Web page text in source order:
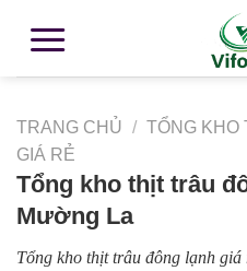
TRANG CHỦ / TỔNG KHO
GIÁ RẺ
Tổng kho thịt trâu
Mường La
Tổng kho thịt trâu đông lạnh